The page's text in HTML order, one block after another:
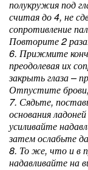
полукружия под
считая до 4, не
сопротивление
Повторите 2
6. Прижмите
преодолевая их
закрыть глаза –
Отпустите
7. Сядьте,
основания
усиливайте
затем ослабьте
8. То же, что и в
надавливайте на